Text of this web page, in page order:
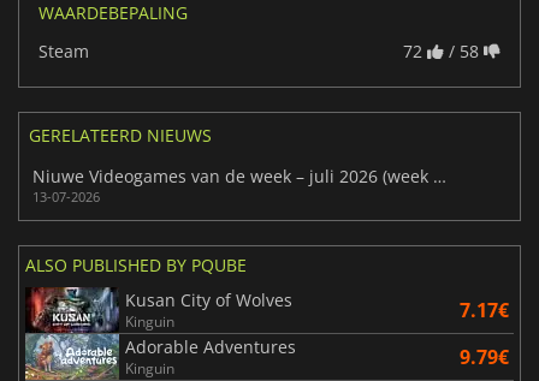
WAARDEBEPALING
Steam
72 / 58
GERELATEERD NIEUWS
Niuwe Videogames van de week – juli 2026 (week 29)
13-07-2026
ALSO PUBLISHED BY PQUBE
Kusan City of Wolves
Kinguin 7.17€
Adorable Adventures
Kinguin 9.79€